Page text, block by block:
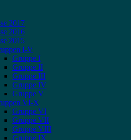
2017
2016
2015
I-V
Gruppe I
Gruppe II
Gruppe III
Gruppe IV
Gruppe V
VI-X
Gruppe VI
Gruppe VII
Gruppe VIII
Gruppe IX